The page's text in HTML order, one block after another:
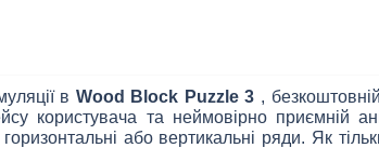
в Wood Block Puzzle 3 ,
користувача та неймовірно приємній
або вертикальні ряди. Як